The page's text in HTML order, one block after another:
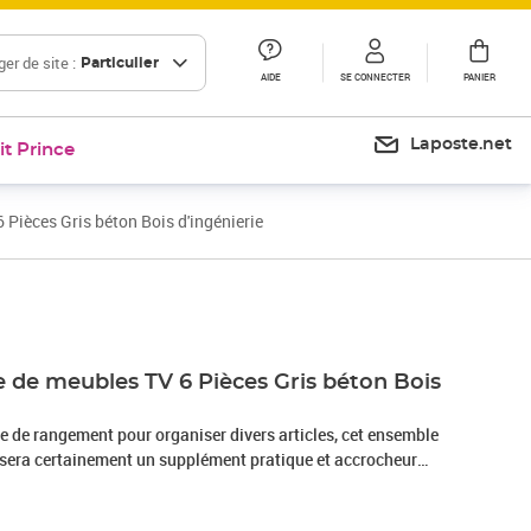
de site : Particulier
AIDE SE CONNECTER PANIER
Prince Laposte.net
Pièces Gris béton Bois d'ingénierie
de meubles TV 6 Pièces Gris béton Bois
de rangement pour organiser divers articles, cet ensemble
certainement un supplément pratique et accrocheur
TV est fixé au mur, ce qui en fait un supplément